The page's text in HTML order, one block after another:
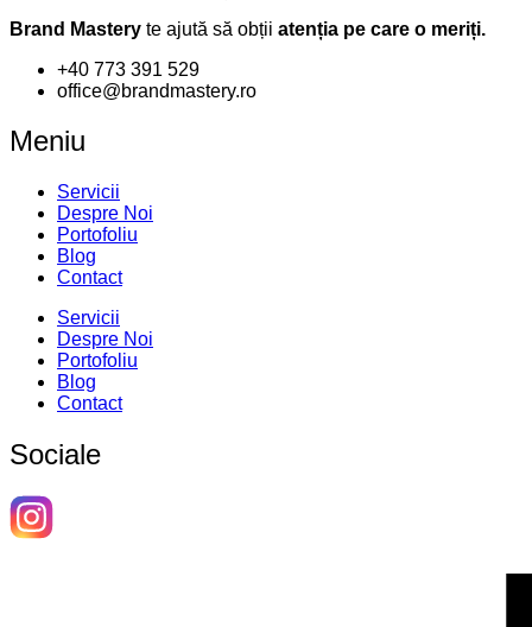
Brand Mastery te ajută să obții atenția pe care o meriți.
+40 773 391 529
office@brandmastery.ro
Meniu
Servicii
Despre Noi
Portofoliu
Blog
Contact
Servicii
Despre Noi
Portofoliu
Blog
Contact
Sociale